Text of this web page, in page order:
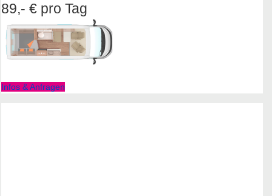
89,- € pro Tag
Infos & Anfragen